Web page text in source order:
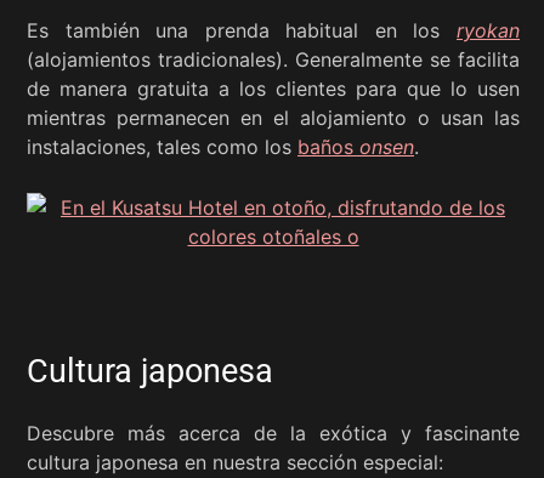
Es también una prenda habitual en los ryokan
(alojamientos tradicionales). Generalmente se facilita
de manera gratuita a los clientes para que lo usen
mientras permanecen en el alojamiento o usan las
instalaciones, tales como los baños onsen.
Cultura japonesa
Descubre más acerca de la exótica y fascinante
cultura japonesa en nuestra sección especial: